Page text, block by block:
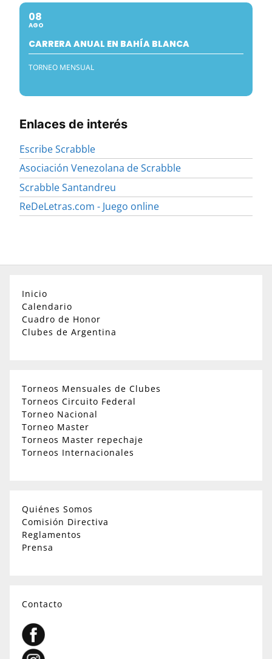
08
AGO
CARRERA ANUAL EN BAHÍA BLANCA
TORNEO MENSUAL
Enlaces de interés
Escribe Scrabble
Asociación Venezolana de Scrabble
Scrabble Santandreu
ReDeLetras.com - Juego online
Inicio
Calendario
Cuadro de Honor
Clubes de Argentina
Torneos Mensuales de Clubes
Torneos Circuito Federal
Torneo Nacional
Torneo Master
Torneos Master repechaje
Torneos Internacionales
Quiénes Somos
Comisión Directiva
Reglamentos
Prensa
Contacto